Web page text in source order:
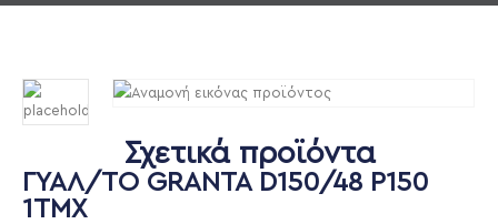
Σχετικά προϊόντα
ΓΥΑΛ/ΤΟ GRANTA D150/48 P150
1ΤΜΧ